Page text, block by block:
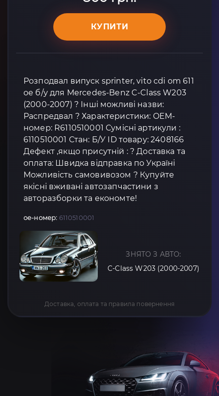
КУПИТИ
Розподвал випуск sprinter, vito cdi om 611
oe б/у для Mercedes-Benz C-Class W203
(2000-2007) ? Інші можливі назви:
Распредвал ? Характеристики: OEM-
номер: R6110510001 Сумісні артикули :
6110510001 Стан: Б/У ID товару: 2408166
Дефект ,якщо присутній : ? Доставка та
оплата: Швидка відправка по Україні
Можливість самовивозом ? Купуйте
якісні вживані автозапчастини з
авторазборки та економте!
oe-номер: 6110510001
ЗНЯТО З АВТО:
C-Class W203 (2000-2007)
Доставка, оплата та правила повернення